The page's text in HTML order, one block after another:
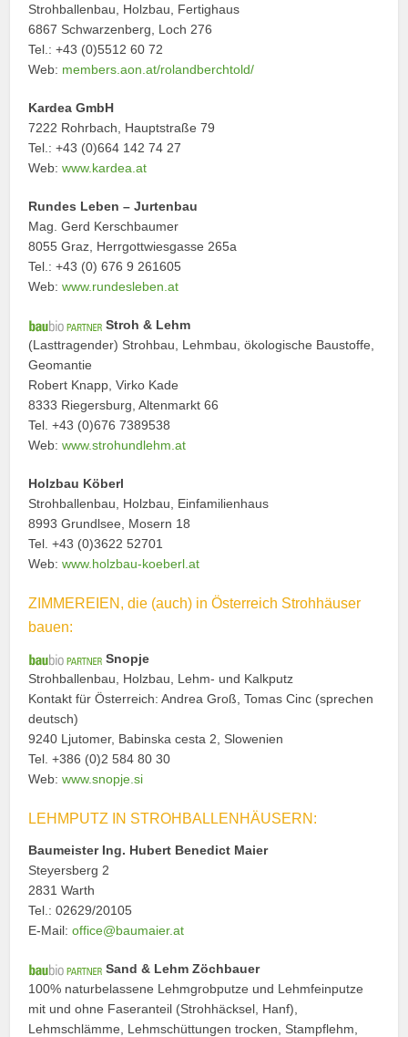
Strohballenbau, Holzbau, Fertighaus
6867 Schwarzenberg, Loch 276
Tel.: +43 (0)5512 60 72
Web: members.aon.at/rolandberchtold/
Kardea GmbH
7222 Rohrbach, Hauptstraße 79
Tel.: +43 (0)664 142 74 27
Web:www.kardea.at
Rundes Leben – Jurtenbau
Mag. Gerd Kerschbaumer
8055 Graz, Herrgottwiesgasse 265a
Tel.: +43 (0) 676 9 261605
Web:www.rundesleben.at
Stroh & Lehm
(Lasttragender) Strohbau, Lehmbau, ökologische Baustoffe,
Geomantie
Robert Knapp, Virko Kade
8333 Riegersburg, Altenmarkt 66
Tel. +43 (0)676 7389538
Web:www.strohundlehm.at
Holzbau Köberl
Strohballenbau, Holzbau, Einfamilienhaus
8993 Grundlsee, Mosern 18
Tel. +43 (0)3622 52701
Web:www.holzbau-koeberl.at
ZIMMEREIEN, die (auch) in Österreich Strohhäuser
bauen:
Snopje
Strohballenbau, Holzbau, Lehm- und Kalkputz
Kontakt für Österreich: Andrea Groß, Tomas Cinc (sprechen
deutsch)
9240 Ljutomer, Babinska cesta 2, Slowenien
Tel. +386 (0)2 584 80 30
Web:www.snopje.si
LEHMPUTZ IN STROHBALLENHÄUSERN:
Baumeister Ing. Hubert Benedict Maier
Steyersberg 2
2831 Warth
Tel.: 02629/20105
E-Mail:office@baumaier.at
Sand & Lehm Zöchbauer
100% naturbelassene Lehmgrobputze und Lehmfeinputze
mit und ohne Faseranteil (Strohhäcksel, Hanf),
Lehmschlämme, Lehmschüttungen trocken, Stampflehm,